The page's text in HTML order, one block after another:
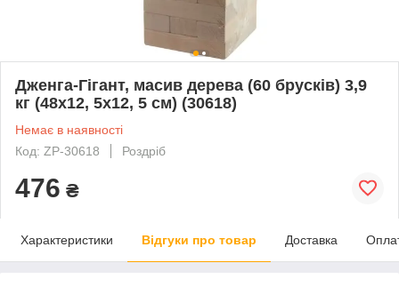
Дженга-Гігант, масив дерева (60 брусків) 3,9
кг (48х12, 5х12, 5 см) (30618)
Немає в наявності
Код: ZP-30618
Роздріб
476 ₴
Характеристики Відгуки про товар Доставка